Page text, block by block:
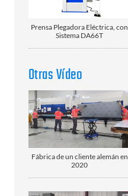
Prensa Plegadora Eléctrica, con
Sistema DA66T
Otras Vídeo
Fábrica de un cliente alemán en
2020